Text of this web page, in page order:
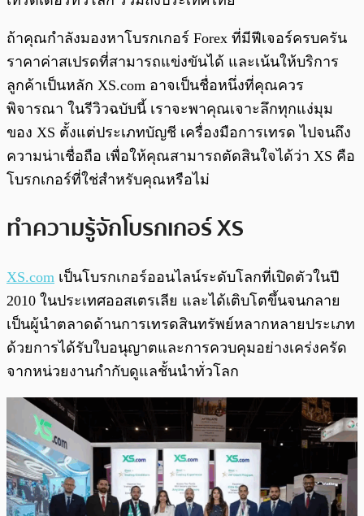
ถ้าคุณกำลังมองหาโบรกเกอร์ Forex ที่มีฟีเจอร์ครบครัน
ราคาค่าสเปรดที่สามารถแข่งขันได้ และเน้นให้บริการ
ลูกค้าเป็นหลัก XS.com อาจเป็นชื่อหนึ่งที่คุณควร
พิจารณา ในรีวิวฉบับนี้ เราจะพาคุณเจาะลึกทุกแง่มุม
ของ XS ตั้งแต่ประเภทบัญชี เครื่องมือการเทรด ไปจนถึง
ความน่าเชื่อถือ เพื่อให้คุณสามารถตัดสินใจได้ว่า XS คือ
โบรกเกอร์ที่ใช่สำหรับคุณหรือไม่
ทำความรู้จักโบรกเกอร์ XS
XS.com เป็นโบรกเกอร์ออนไลน์ระดับโลกที่เปิดตัวในปี
2010 ในประเทศออสเตรเลีย และได้เติบโตขึ้นจนกลาย
เป็นผู้นำตลาดด้านการเทรดสินทรัพย์หลากหลายประเภท
ด้วยการได้รับใบอนุญาตและการควบคุมอย่างเคร่งครัด
จากหน่วยงานกำกับดูแลชั้นนำทั่วโลก